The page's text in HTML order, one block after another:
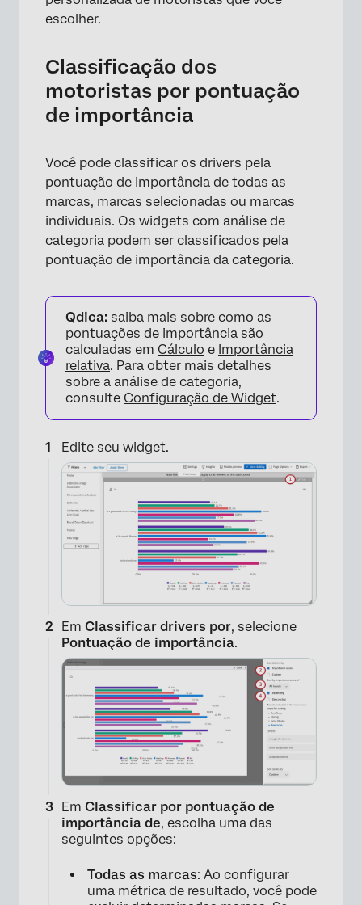
×
escolher.
Classificação dos
motoristas por pontuação
de importância
Você pode classificar os drivers pela
pontuação de importância de todas as
marcas, marcas selecionadas ou marcas
individuais. Os widgets com análise de
categoria podem ser classificados pela
pontuação de importância da categoria.
Qdica: saiba mais sobre como as
pontuações de importância são
calculadas em Cálculo e Importância
relativa. Para obter mais detalhes
sobre a análise de categoria,
consulte Configuração de Widget.
Edite seu widget.
Em Classificar drivers por, selecione
Pontuação de importância.
Em Classificar por pontuação de
importância de, escolha uma das
seguintes opções:
Todas as marcas: Ao configurar
uma métrica de resultado, você pode